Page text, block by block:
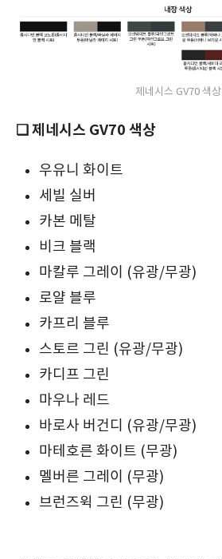
제네시스 GV70 색상
❏ 제네시스 GV70 색상
우유니 화이트
세빌 실버
카본 메탈
비크 블랙
마칼루 그레이 (유광/무광)
로얄 블루
카프리 블루
스토르 그린 (유광/무광)
카디프 그린
마우나 레드
바로사 버건디 (유광/무광)
마테호른 화이트 (무광)
멜버른 그레이 (무광)
브런즈윅 그린 (무광)